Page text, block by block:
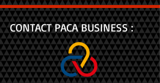
CONTACT PACA BUSINESS :